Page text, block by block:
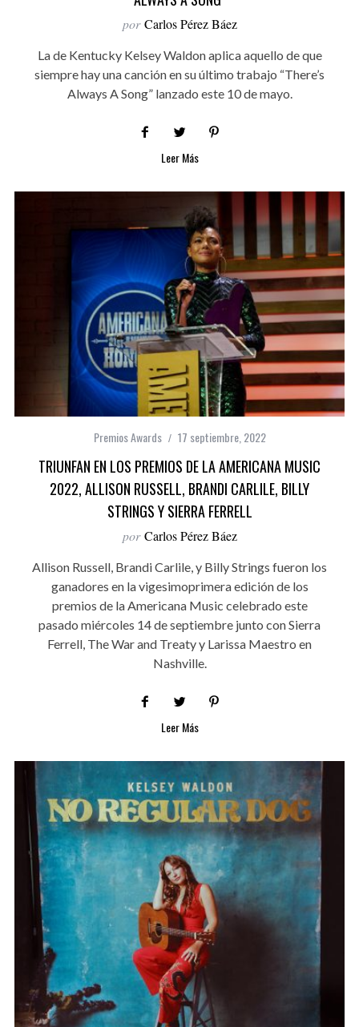
por Carlos Pérez Báez
La de Kentucky Kelsey Waldon aplica aquello de que
siempre hay una canción en su último trabajo “There’s
Always A Song” lanzado este 10 de mayo.
Leer Más
Premios Awards 17 septiembre, 2022
TRIUNFAN EN LOS PREMIOS DE LA AMERICANA MUSIC
2022, ALLISON RUSSELL, BRANDI CARLILE, BILLY
STRINGS Y SIERRA FERRELL
por Carlos Pérez Báez
Allison Russell, Brandi Carlile, y Billy Strings fueron los
ganadores en la vigesimoprimera edición de los
premios de la Americana Music celebrado este
pasado miércoles 14 de septiembre junto con Sierra
Ferrell, The War and Treaty y Larissa Maestro en
Nashville.
Leer Más